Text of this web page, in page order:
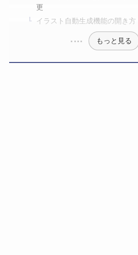
更
イラスト自動生成機能の開き方
もっと見る